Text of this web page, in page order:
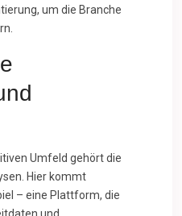
um die Branche
Umfeld gehört die
Hier kommt
– eine Plattform, die